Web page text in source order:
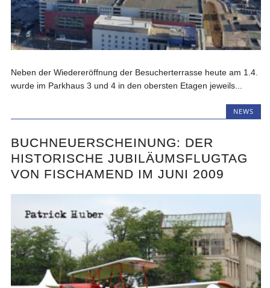
Neben der Wiedereröffnung der Besucherterrasse heute am 1.4.
wurde im Parkhaus 3 und 4 in den obersten Etagen jeweils...
NEWS
BUCHNEUERSCHEINUNG: DER
HISTORISCHE JUBILÄUMSFLUGTAG
VON FISCHAMEND IM JUNI 2009